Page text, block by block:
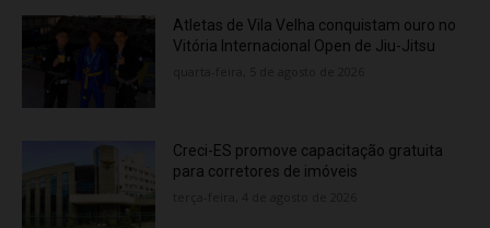
Atletas de Vila Velha conquistam ouro no
Vitória Internacional Open de Jiu-Jitsu
Creci-ES promove capacitação gratuita
para corretores de imóveis